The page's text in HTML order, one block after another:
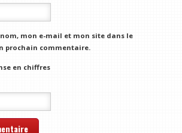
mon e-mail et mon site dans le
prochain commentaire.
en chiffres